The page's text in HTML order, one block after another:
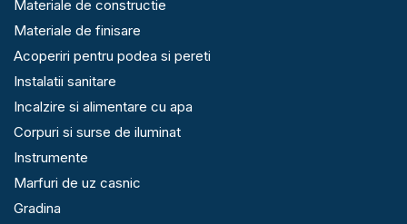
Materiale de constructie
Materiale de finisare
Acoperiri pentru podea si pereti
Instalatii sanitare
Incalzire si alimentare cu apa
Corpuri si surse de iluminat
Instrumente
Marfuri de uz casnic
Gradina